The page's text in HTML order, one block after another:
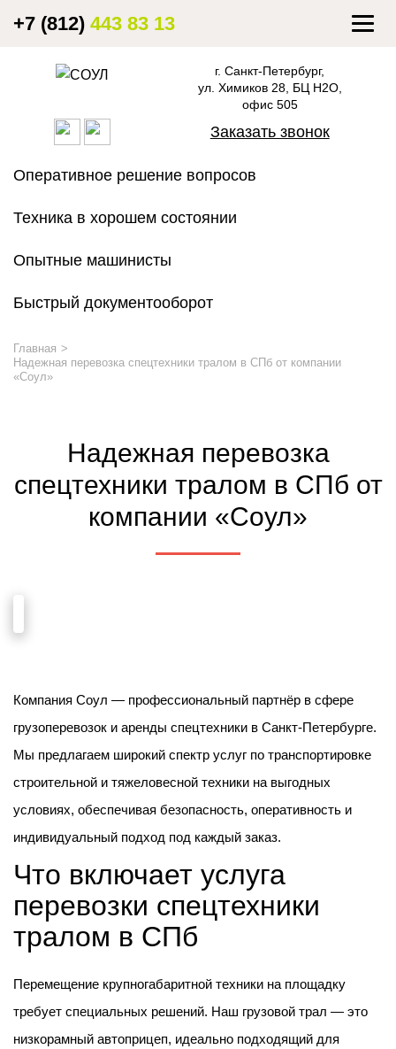
г. Санкт-Петербург,
ул. Химиков 28, БЦ Н2О,
офис 505
Заказать звонок
+7 (812) 443 83 13
Оперативное решение вопросов
Техника в хорошем состоянии
Опытные машинисты
Быстрый документооборот
Главная
Надежная перевозка спецтехники тралом в СПб от компании
«Соул»
Надежная перевозка
спецтехники тралом в СПб от
компании «Соул»
Компания Соул — профессиональный партнёр в сфере
грузоперевозок и аренды спецтехники в Санкт-Петербурге.
Мы предлагаем широкий спектр услуг по транспортировке
строительной и тяжеловесной техники на выгодных
условиях, обеспечивая безопасность, оперативность и
индивидуальный подход под каждый заказ.
Что включает услуга
перевозки спецтехники
тралом в СПб
Перемещение крупногабаритной техники на площадку
требует специальных решений. Наш грузовой трал — это
низкорамный автоприцеп, идеально подходящий для